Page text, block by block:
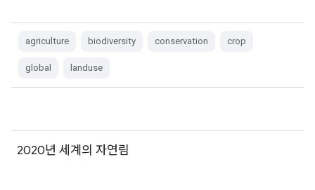
agriculture biodiversity conservation crop
global landuse
2020년 세계의 자연림